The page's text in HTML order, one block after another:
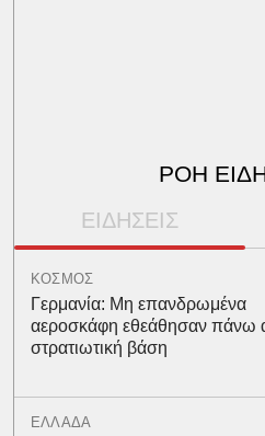
ΡΟΗ
ΕΙΔΗΣΕΙΣ
ΚΟΣΜΟΣ
Γερμανία: Μη επανδρωμένα
αεροσκάφη εθεάθησαν πάνω
στρατιωτική βάση
ΕΛΛΑΔΑ